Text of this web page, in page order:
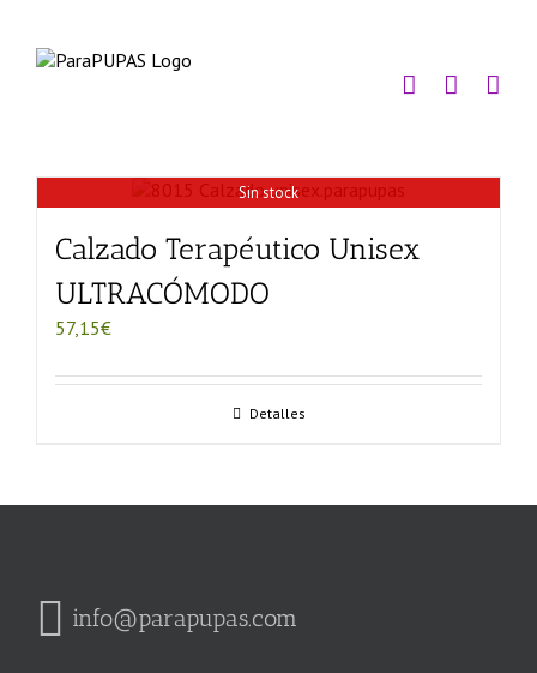
contenido
Sin stock
Calzado Terapéutico Unisex
ULTRACÓMODO
57,15€
Detalles
info@parapupas.com